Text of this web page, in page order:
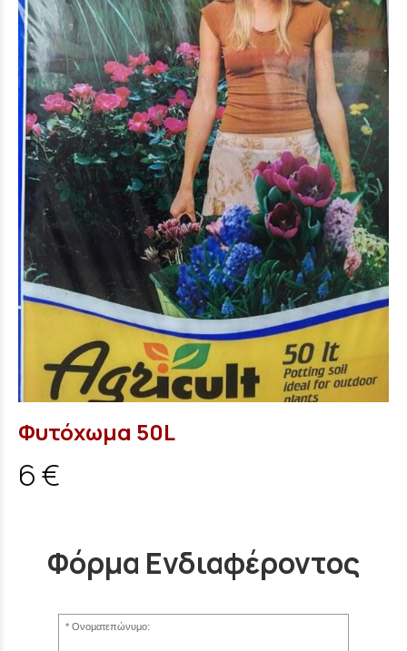
Φυτόχωμα 50L
6 €
Φόρμα Ενδιαφέροντος
Ονοματεπώνυμο: